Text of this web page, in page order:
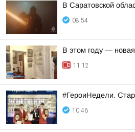
В Саратовской
08:54
В этом году —
11:12
#ГероиНедели.
10:46